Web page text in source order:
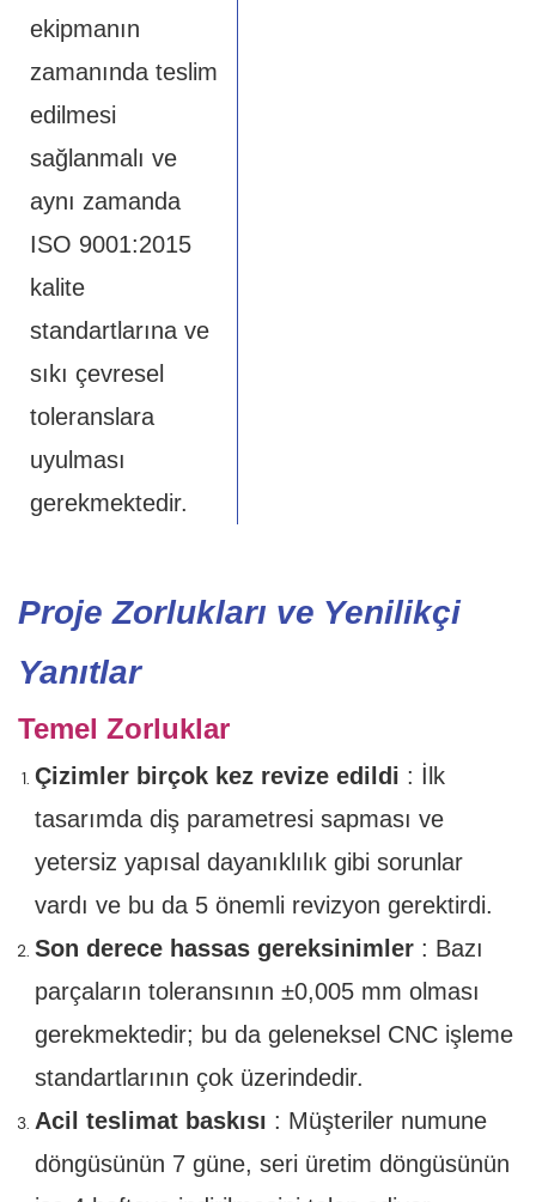
ekipmanın
zamanında teslim
edilmesi
sağlanmalı ve
aynı zamanda
ISO 9001:2015
kalite
standartlarına ve
sıkı çevresel
toleranslara
uyulması
gerekmektedir.
Proje Zorlukları ve Yenilikçi
Yanıtlar
Temel Zorluklar
Çizimler birçok kez revize edildi : İlk
tasarımda diş parametresi sapması ve
yetersiz yapısal dayanıklılık gibi sorunlar
vardı ve bu da 5 önemli revizyon gerektirdi.
Son derece hassas gereksinimler : Bazı
parçaların toleransının ±0,005 mm olması
gerekmektedir; bu da geleneksel CNC işleme
standartlarının çok üzerindedir.
Acil teslimat baskısı : Müşteriler numune
döngüsünün 7 güne, seri üretim döngüsünün